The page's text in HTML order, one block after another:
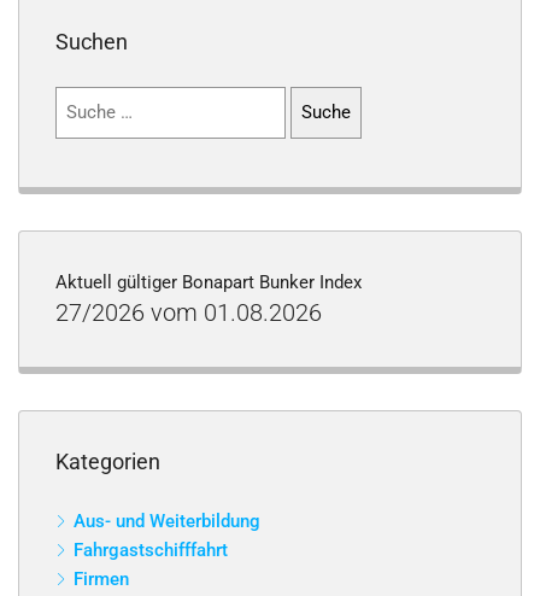
Suchen
Suchen
Aktuell gültiger Bonapart Bunker Index
27/2026 vom 01.08.2026
Kategorien
Aus- und Weiterbildung
Fahrgastschifffahrt
Firmen